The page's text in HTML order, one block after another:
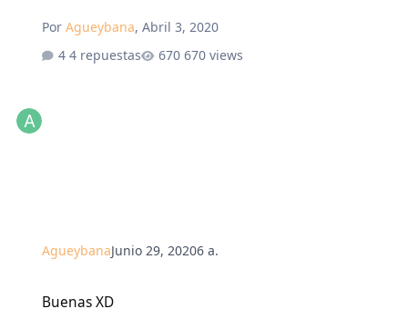
PorAgueybana,Abril 3, 2020
4 repuestas
670 views
AgueybanaJunio 29, 20206 a.
Buenas XD